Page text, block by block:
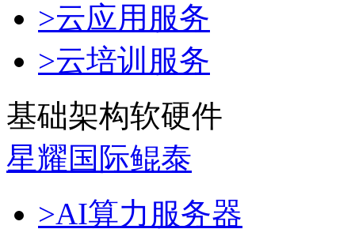
>云应用服务
>云培训服务
基础架构软硬件
星耀国际鲲泰
>AI算力服务器